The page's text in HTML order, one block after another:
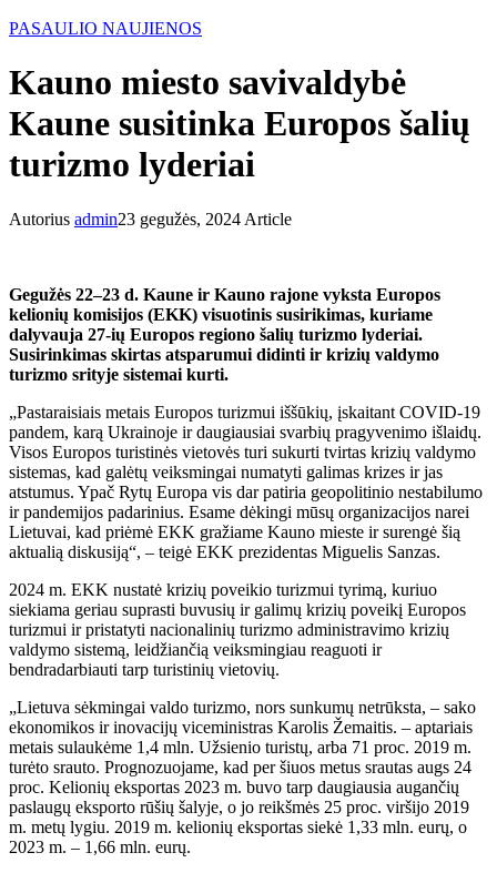
PASAULIO NAUJIENOS
Kauno miesto savivaldybė
Kaune susitinka Europos šalių
turizmo lyderiai
Autorius admin23 gegužės, 2024 Article
Gegužės 22–23 d. Kaune ir Kauno rajone vyksta Europos
kelionių komisijos (EKK) visuotinis susirikimas, kuriame
dalyvauja 27-ių Europos regiono šalių turizmo lyderiai.
Susirinkimas skirtas atsparumui didinti ir krizių valdymo
turizmo srityje sistemai kurti.
„Pastaraisiais metais Europos turizmui iššūkių, įskaitant COVID-19
pandem, karą Ukrainoje ir daugiausiai svarbių pragyvenimo išlaidų.
Visos Europos turistinės vietovės turi sukurti tvirtas krizių valdymo
sistemas, kad galėtų veiksmingai numatyti galimas krizes ir jas
atstumus. Ypač Rytų Europa vis dar patiria geopolitinio nestabilumo
ir pandemijos padarinius. Esame dėkingi mūsų organizacijos narei
Lietuvai, kad priėmė EKK gražiame Kauno mieste ir surengė šią
aktualią diskusiją“, – teigė EKK prezidentas Miguelis Sanzas.
2024 m. EKK nustatė krizių poveikio turizmui tyrimą, kuriuo
siekiama geriau suprasti buvusių ir galimų krizių poveikį Europos
turizmui ir pristatyti nacionalinių turizmo administravimo krizių
valdymo sistemą, leidžiančią veiksmingiau reaguoti ir
bendradarbiauti tarp turistinių vietovių.
„Lietuva sėkmingai valdo turizmo, nors sunkumų netrūksta, – sako
ekonomikos ir inovacijų viceministras Karolis Žemaitis. – aptariais
metais sulaukėme 1,4 mln. Užsienio turistų, arba 71 proc. 2019 m.
turėto srauto. Prognozuojame, kad per šiuos metus srautas augs 24
proc. Kelionių eksportas 2023 m. buvo tarp daugiausia augančių
paslaugų eksporto rūšių šalyje, o jo reikšmės 25 proc. viršijo 2019
m. metų lygiu. 2019 m. kelionių eksportas siekė 1,33 mln. eurų, o
2023 m. – 1,66 mln. eurų.